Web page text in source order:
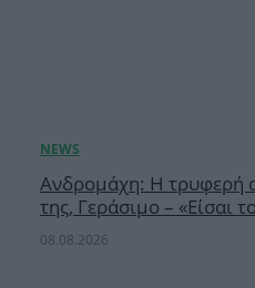
Ανδρομάχη: Η τρυφερή
της, Γεράσιμο – «Είσαι
08.08.2026